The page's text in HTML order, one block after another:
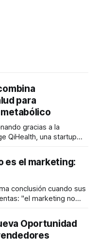
para
gracias a la
QiHealth, una startup
artificial y monitoreo
a tomar mejores
Su propuesta busca
es el marketing:
conclusión cuando sus
"el marketing no
lugar. Durante
PRO, el especialista en
Oportunidad